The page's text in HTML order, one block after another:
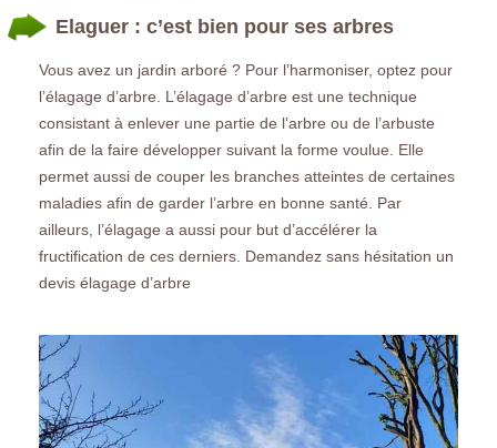
Elaguer : c’est bien pour ses arbres
Vous avez un jardin arboré ? Pour l’harmoniser, optez pour
l’élagage d’arbre. L’élagage d’arbre est une technique
consistant à enlever une partie de l’arbre ou de l’arbuste
afin de la faire développer suivant la forme voulue. Elle
permet aussi de couper les branches atteintes de certaines
maladies afin de garder l’arbre en bonne santé. Par
ailleurs, l’élagage a aussi pour but d’accélérer la
fructification de ces derniers. Demandez sans hésitation un
devis élagage d’arbre